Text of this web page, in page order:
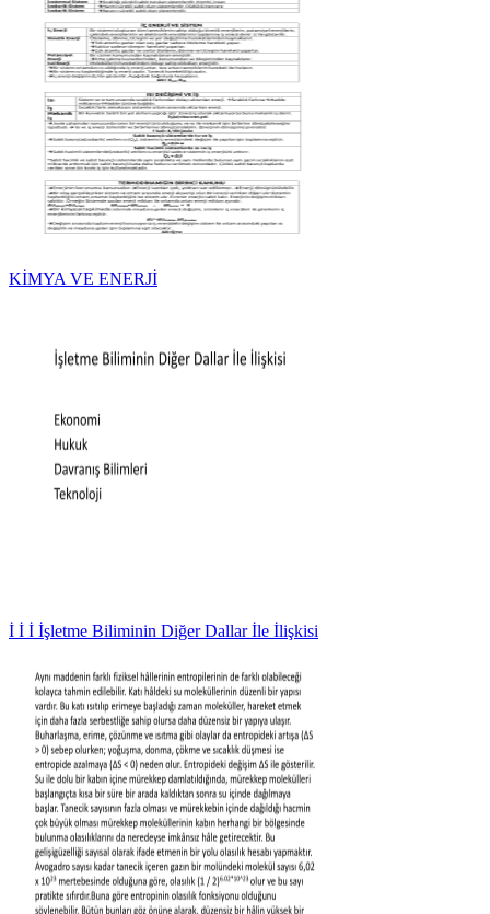
KİMYA VE ENERJİ
İ İ İ İşletme Biliminin Diğer Dallar İle İlişkisi